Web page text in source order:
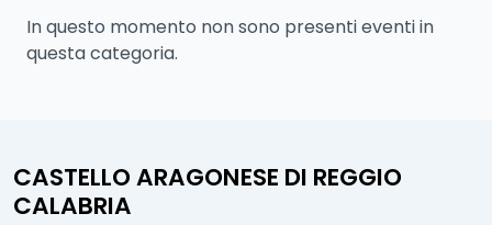
In questo momento non sono presenti eventi in
questa categoria.
CASTELLO ARAGONESE DI REGGIO
CALABRIA